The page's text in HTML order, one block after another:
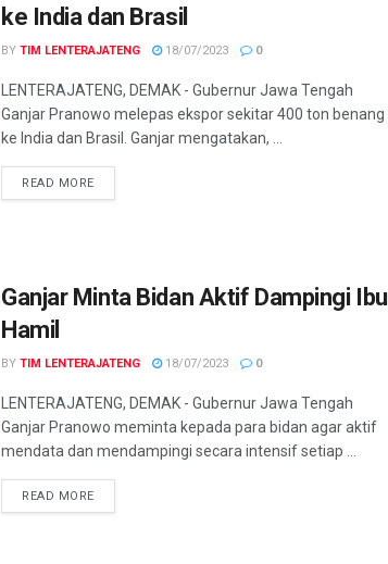
ke India dan Brasil
BY TIM LENTERAJATENG 18/07/2023 0
LENTERAJATENG, DEMAK - Gubernur Jawa Tengah
Ganjar Pranowo melepas ekspor sekitar 400 ton benang
ke India dan Brasil. Ganjar mengatakan, ...
READ MOREDETAILS
Ganjar Minta Bidan Aktif Dampingi Ibu
Hamil
BY TIM LENTERAJATENG 18/07/2023 0
LENTERAJATENG, DEMAK - Gubernur Jawa Tengah
Ganjar Pranowo meminta kepada para bidan agar aktif
mendata dan mendampingi secara intensif setiap ...
READ MOREDETAILS